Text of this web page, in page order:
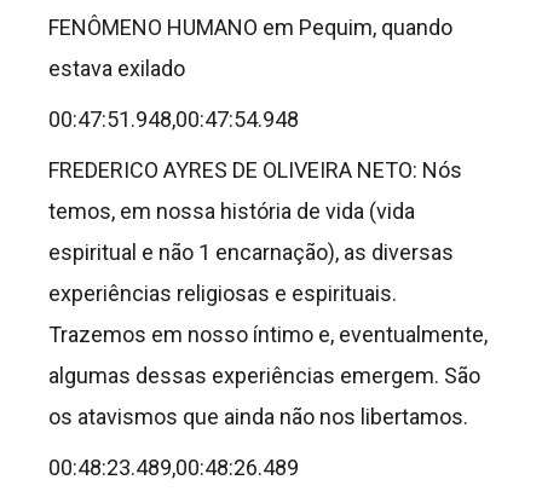
FENÔMENO HUMANO em Pequim, quando
estava exilado
00:47:51.948,00:47:54.948
FREDERICO AYRES DE OLIVEIRA NETO: Nós
temos, em nossa história de vida (vida
espiritual e não 1 encarnação), as diversas
experiências religiosas e espirituais.
Trazemos em nosso íntimo e, eventualmente,
algumas dessas experiências emergem. São
os atavismos que ainda não nos libertamos.
00:48:23.489,00:48:26.489